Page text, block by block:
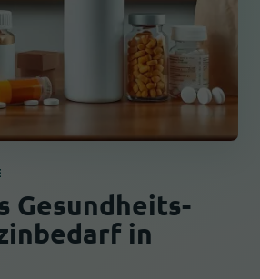
Gesundheits-
in